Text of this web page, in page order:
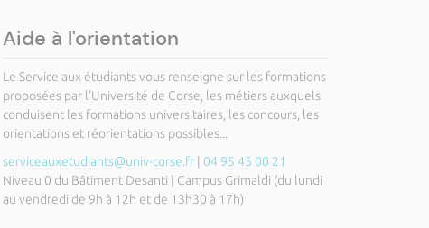
Aide à l'orientation
Le Service aux étudiants vous renseigne sur les formations
proposées par l'Université de Corse, les métiers auxquels
conduisent les formations universitaires, les concours, les
orientations et réorientations possibles...
serviceauxetudiants@univ-corse.fr| 04 95 45 00 21
Niveau 0 du Bâtiment Desanti | Campus Grimaldi (du lundi
au vendredi de 9h à 12h et de 13h30 à 17h)